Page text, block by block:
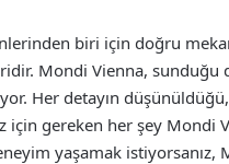
biri için doğru
Mondi Vienna,
Her detayın
gereken her şey Mondi
yaşamak